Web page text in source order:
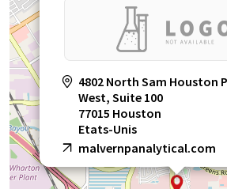
4802 North Sam Houston
West, Suite 100
77015 Houston
Etats-Unis
malvernpanalytical.com